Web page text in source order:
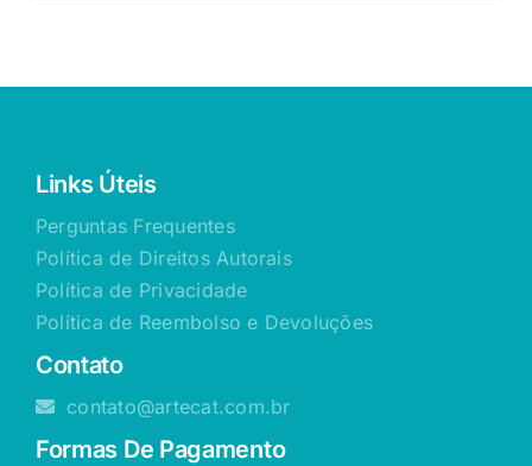
Links Úteis
Perguntas Frequentes
Política de Direitos Autorais
Política de Privacidade
Política de Reembolso e Devoluções
Contato
contato@artecat.com.br
Formas De Pagamento